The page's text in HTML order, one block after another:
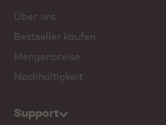
Über uns
Bestseller kaufen
Mengenpreise
Nachhaltigkeit
Support